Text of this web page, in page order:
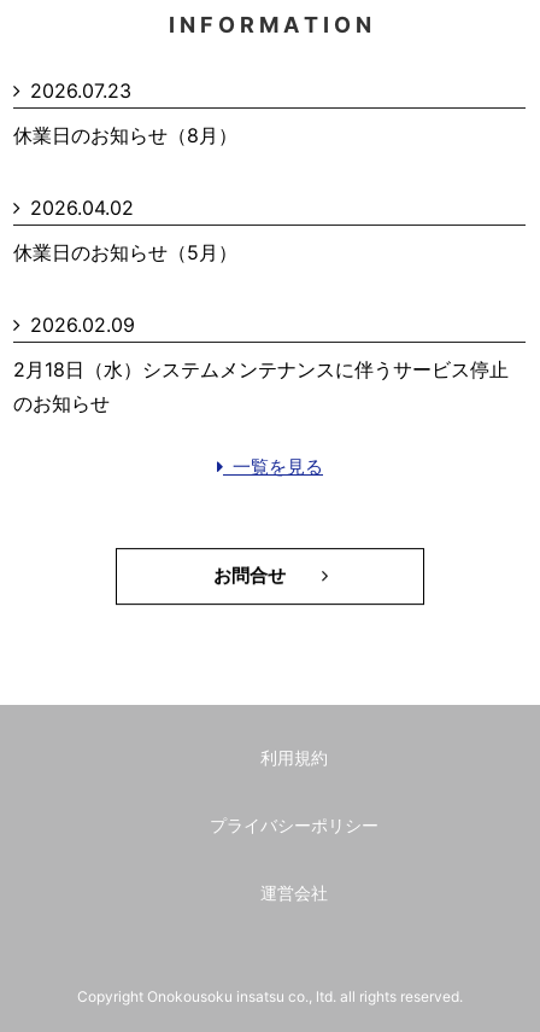
I N F O R M A T I O N
2026.07.23
休業日のお知らせ（8月）
2026.04.02
休業日のお知らせ（5月）
2026.02.09
2月18日（水）システムメンテナンスに伴うサービス停止
のお知らせ
一覧を見る
お問合せ
利用規約
プライバシーポリシー
運営会社
Copyright Onokousoku insatsu co., ltd. all rights reserved.